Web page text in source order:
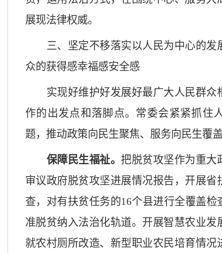
展现法律权威。
三、 坚定不移落实以人民为中心的发
众的获得感幸福感安全感
实现好维护好发展好最广大人民群众
作的出发点和落脚点。常委会紧紧抓住
题，推动政策向民生聚焦、服务向民生覆
保障民生福祉。 把脱贫攻坚作为重大
审议政府脱贫攻坚进展情况报告，开展省
查，对有扶贫任务的16个县进行全覆盖
准脱贫纳入法治化轨道。开展智慧农业发
就农村厕所改造、新型职业农民培育情况